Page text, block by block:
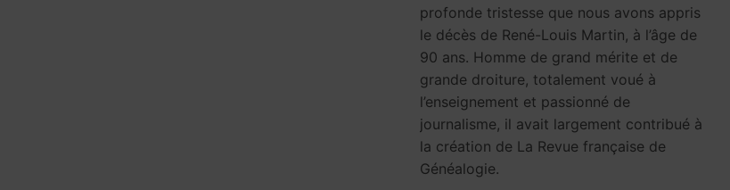
profonde tristesse que nous avons appris
le décès de René-Louis Martin, à l’âge de
90 ans. Homme de grand mérite et de
grande droiture, totalement voué à
l’enseignement et passionné de
journalisme, il avait largement contribué à
la création de La Revue française de
Généalogie.